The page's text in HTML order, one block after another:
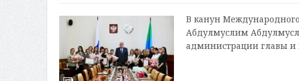
В канун
Абдулмуслим
администрации главы и